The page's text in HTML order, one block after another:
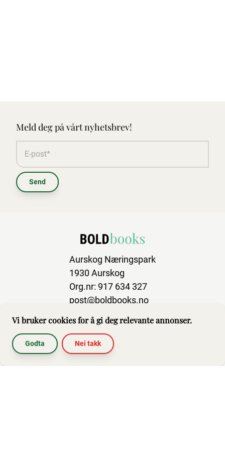
Meld deg på vårt nyhetsbrev!
Send
Vi bruker cookies for å gi deg relevante annonser.
Godta Nei takk
Aurskog Næringspark
1930 Aurskog
Org.nr: 917 634 327
post@boldbooks.no